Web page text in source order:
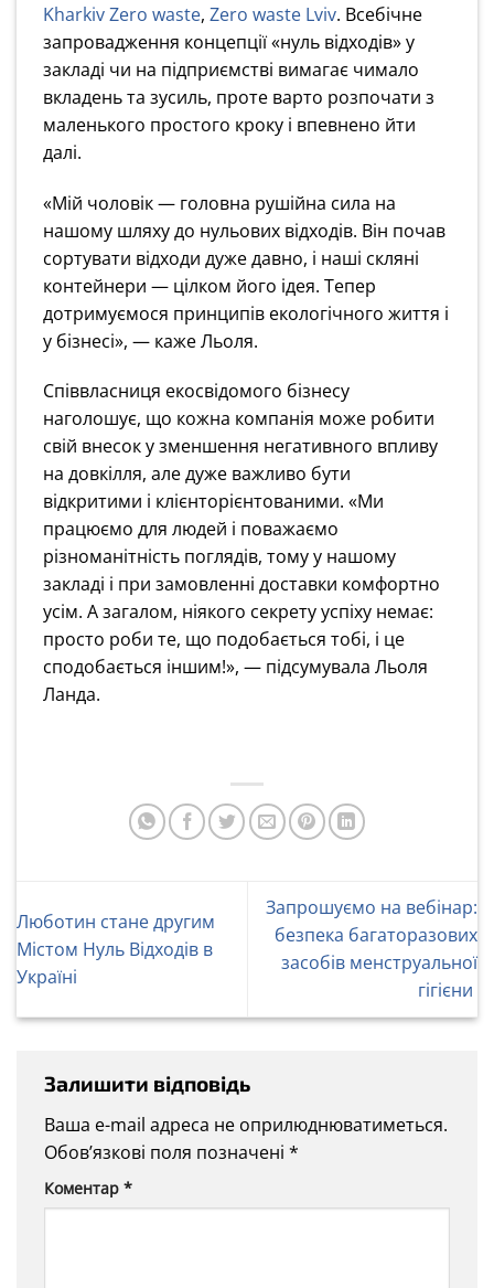
Kharkiv Zero waste, Zero waste Lviv. Всебічне
запровадження концепції «нуль відходів» у
закладі чи на підприємстві вимагає чимало
вкладень та зусиль, проте варто розпочати з
маленького простого кроку і впевнено йти
далі.
«Мій чоловік — головна рушійна сила на
нашому шляху до нульових відходів. Він почав
сортувати відходи дуже давно, і наші скляні
контейнери — цілком його ідея. Тепер
дотримуємося принципів екологічного життя і
у бізнесі», — каже Льоля.
Співвласниця екосвідомого бізнесу
наголошує, що кожна компанія може робити
свій внесок у зменшення негативного впливу
на довкілля, але дуже важливо бути
відкритими і клієнторієнтованими. «Ми
працюємо для людей і поважаємо
різноманітність поглядів, тому у нашому
закладі і при замовленні доставки комфортно
усім. А загалом, ніякого секрету успіху немає:
просто роби те, що подобається тобі, і це
сподобається іншим!», — підсумувала Льоля
Ланда.
Люботин стане другим
Містом Нуль Відходів в
Україні
Запрошуємо на вебінар:
безпека багаторазових
засобів менструальної
гігієни
Залишити відповідь
Ваша e-mail адреса не оприлюднюватиметься.
Обов’язкові поля позначені *
Коментар *